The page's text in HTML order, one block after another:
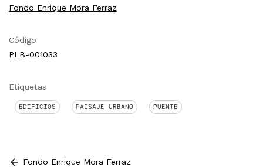
Fondo Enrique Mora Ferraz
Código
PLB-001033
Etiquetas
EDIFICIOS PAISAJE URBANO PUENTE
Fondo Enrique Mora Ferraz